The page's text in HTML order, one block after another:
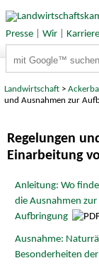
Presse| Wir| Karriere
Landwirtschaft >
und Ausnahmen zur
Regelungen
Einarbeitung
Anleitung: Wo
die Ausnahmen
Aufbringung
Ausnahme:
Besonderheiten